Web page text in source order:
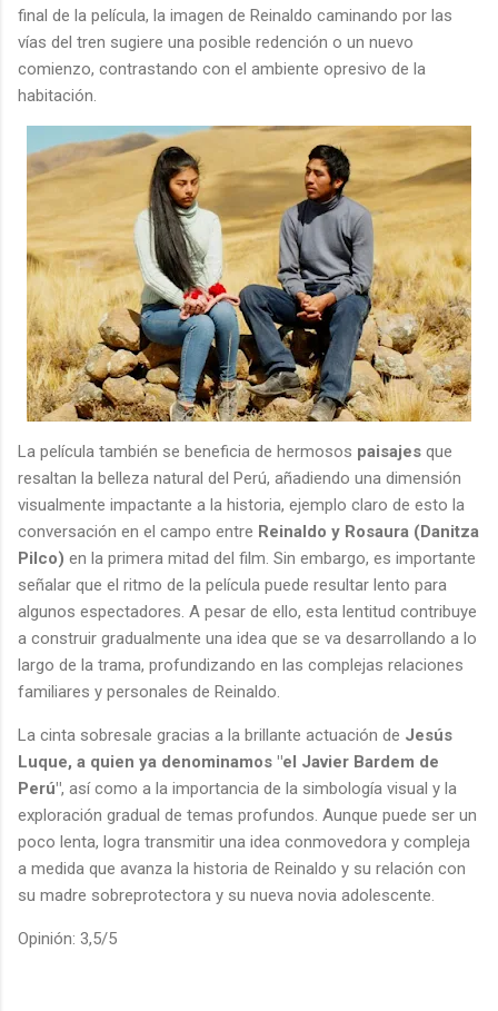
final de la película, la imagen de Reinaldo caminando por las
vías del tren sugiere una posible redención o un nuevo
comienzo, contrastando con el ambiente opresivo de la
habitación.
La película también se beneficia de hermosos paisajes que
resaltan la belleza natural del Perú, añadiendo una dimensión
visualmente impactante a la historia, ejemplo claro de esto la
conversación en el campo entre Reinaldo y Rosaura (Danitza
Pilco) en la primera mitad del film. Sin embargo, es importante
señalar que el ritmo de la película puede resultar lento para
algunos espectadores. A pesar de ello, esta lentitud contribuye
a construir gradualmente una idea que se va desarrollando a lo
largo de la trama, profundizando en las complejas relaciones
familiares y personales de Reinaldo.
La cinta sobresale gracias a la brillante actuación de Jesús
Luque, a quien ya denominamos "el Javier Bardem de
Perú", así como a la importancia de la simbología visual y la
exploración gradual de temas profundos. Aunque puede ser un
poco lenta, logra transmitir una idea conmovedora y compleja
a medida que avanza la historia de Reinaldo y su relación con
su madre sobreprotectora y su nueva novia adolescente.
Opinión: 3,5/5